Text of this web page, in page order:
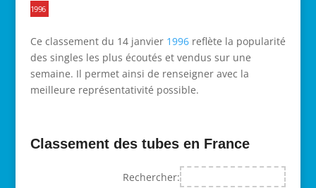
1996
Ce classement du 14 janvier 1996reflète la popularité
des singles les plus écoutés et vendus sur une
semaine. Il permet ainsi de renseigner avec la
meilleure représentativité possible.
Classement des tubes en France
Rechercher: